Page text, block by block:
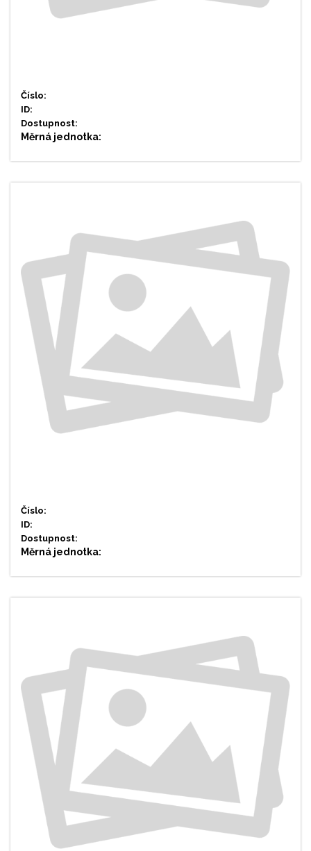
Číslo:
ID:
Dostupnost:
Měrná jednotka:
Číslo:
ID:
Dostupnost:
Měrná jednotka: